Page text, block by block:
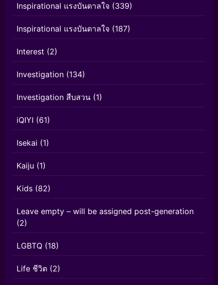
Inspirational แรงบันดาลใจ (339)
Inspirational แรงบันดาลใจ (187)
Interest (2)
Investigation (134)
Investigation สืบสวน (1)
iQIYI (61)
Isekai (1)
Kaiju (1)
Kids (82)
Leave empty – will be assigned post-generation
(2)
LGBTQ (18)
Life ชีวิต (2)